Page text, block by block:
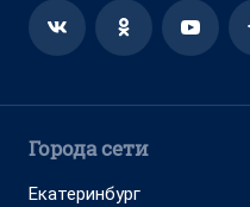
Города сети
Екатеринбург